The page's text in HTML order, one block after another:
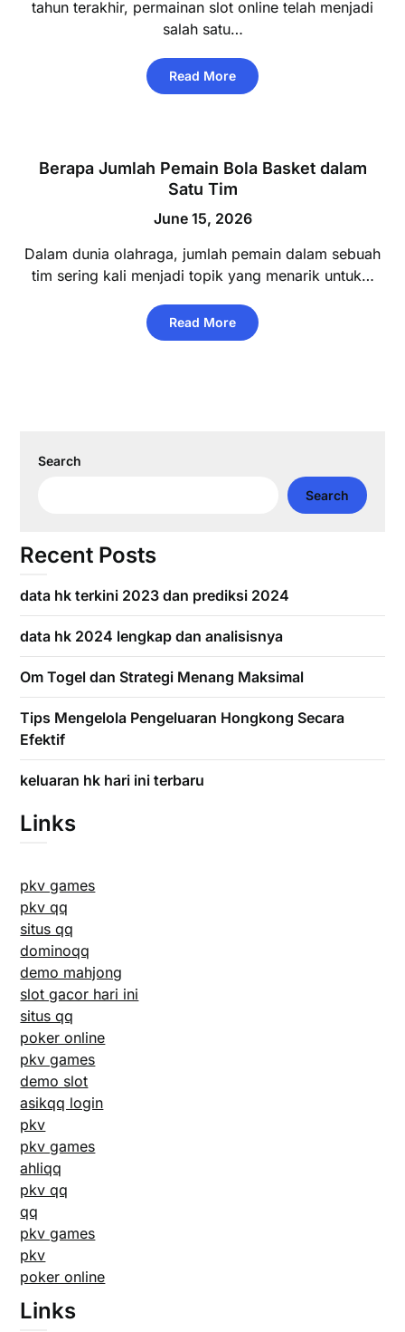
tahun terakhir, permainan slot online telah menjadi
salah satu…
Read More
Berapa Jumlah Pemain Bola Basket dalam
Satu Tim
June 15, 2026
Dalam dunia olahraga, jumlah pemain dalam sebuah
tim sering kali menjadi topik yang menarik untuk…
Read More
Search
Search
Recent Posts
data hk terkini 2023 dan prediksi 2024
data hk 2024 lengkap dan analisisnya
Om Togel dan Strategi Menang Maksimal
Tips Mengelola Pengeluaran Hongkong Secara
Efektif
keluaran hk hari ini terbaru
Links
pkv games
pkv qq
situs qq
dominoqq
demo mahjong
slot gacor hari ini
situs qq
poker online
pkv games
demo slot
asikqq login
pkv
pkv games
ahliqq
pkv qq
qq
pkv games
pkv
poker online
Links